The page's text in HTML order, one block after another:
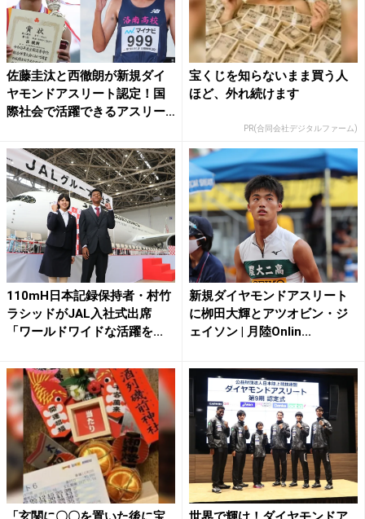
佐藤圭汰と西徹朗が新規ダイ
ヤモンドアスリート認定！国
際社会で活躍できるアスリー
宝くじを知らないまま買う人
ほど、外れ続けます
PR(合同会社デジタルファーム)
110mH日本記録保持者・村竹
ラシッドがJAL入社式出席
「ワールドワイドな活躍を...
新規ダイヤモンドアスリート
に栁田大輝とアツオビン・ジ
ェイソン | 月陸Onlin...